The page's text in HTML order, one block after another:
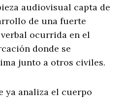
audiovisual capta de
de una fuerte
ocurrida en el
donde se
junto a otros civiles.
ya analiza el cuerpo